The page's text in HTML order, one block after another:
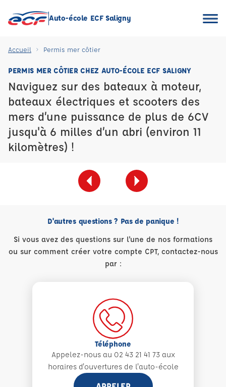
Auto-école ECF Saligny
Accueil Permis mer côtier
PERMIS MER CÔTIER CHEZ AUTO-ÉCOLE ECF SALIGNY
Naviguez sur des bateaux à moteur,
bateaux électriques et scooters des
mers d’une puissance de plus de 6CV
jusqu'à 6 milles d’un abri (environ 11
kilomètres) !
D'autres questions ? Pas de panique !
Si vous avez des questions sur l'une de nos formations
ou sur comment créer votre compte CPT, contactez-nous
par :
Téléphone
Appelez-nous au 02 43 21 41 73 aux
horaires d'ouvertures de l'auto-école